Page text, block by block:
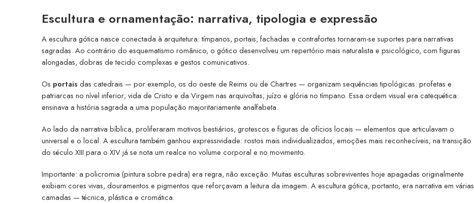
Escultura e ornamentação: narrativa, tipologia e expressão
A escultura gótica nasce conectada à arquitetura: tímpanos, portais, fachadas e contrafortes tornaram-se suportes para narrativas
sagradas. Ao contrário do esquematismo românico, o gótico desenvolveu um repertório mais naturalista e psicológico, com figuras
alongadas, dobras de tecido complexas e gestos comunicativos.
Os portais das catedrais — por exemplo, os do oeste de Reims ou de Chartres — organizam sequências tipológicas: profetas e
patriarcas no nível inferior; vida de Cristo e da Virgem nas arquivoltas; juízo e glória no tímpano. Essa ordem visual era catequética:
ensinava a história sagrada a uma população majoritariamente analfabeta.
Ao lado da narrativa bíblica, proliferaram motivos bestiários, grotescos e figuras de ofícios locais — elementos que articulavam o
universal e o local. A escultura também ganhou expressividade: rostos mais individualizados, emoções mais reconhecíveis; na transição
do século XIII para o XIV já se nota um realce no volume corporal e no movimento.
Importante: a policromia (pintura sobre pedra) era regra, não exceção. Muitas esculturas sobreviventes hoje apagadas originalmente
exibiam cores vivas, douramentos e pigmentos que reforçavam a leitura da imagem. A escultura gótica, portanto, era narrativa em várias
camadas — técnica, plástica e cromática.